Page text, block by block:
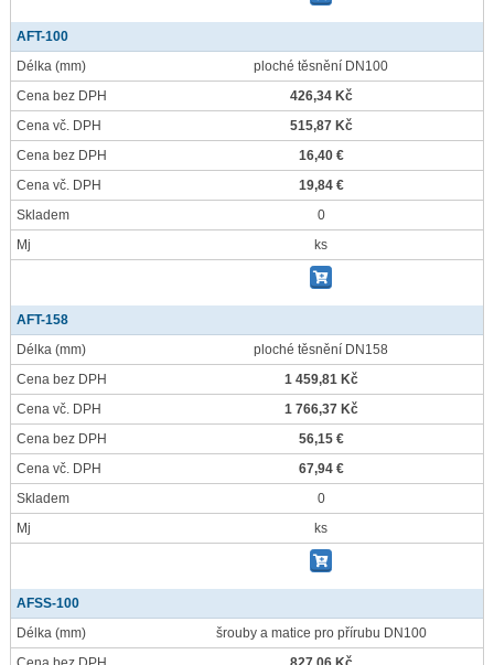
AFT-100
Délka (mm)
ploché těsnění DN100
Cena bez DPH
426,34 Kč
Cena vč. DPH
515,87 Kč
Cena bez DPH
16,40 €
Cena vč. DPH
19,84 €
Skladem
0
Mj
ks
AFT-158
Délka (mm)
ploché těsnění DN158
Cena bez DPH
1 459,81 Kč
Cena vč. DPH
1 766,37 Kč
Cena bez DPH
56,15 €
Cena vč. DPH
67,94 €
Skladem
0
Mj
ks
AFSS-100
Délka (mm)
šrouby a matice pro přírubu DN100